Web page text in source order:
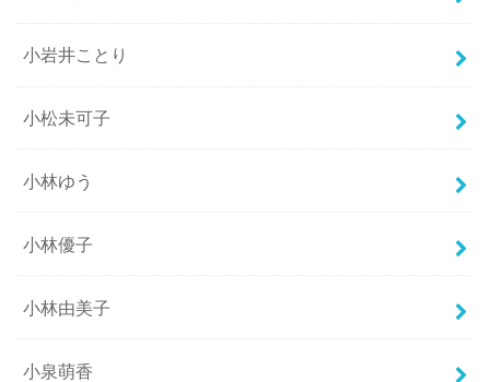
小岩井ことり
小松未可子
小林ゆう
小林優子
小林由美子
小泉萌香